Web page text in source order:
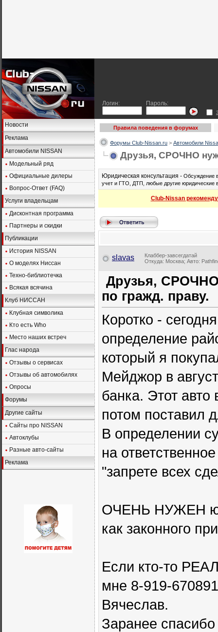
Логин: Пароль:
Новости
Реклама
Автомобили NISSAN
Модельный ряд
Официальные дилеры
Вопрос-Ответ (FAQ)
Услуги владельцам
Дисконтная программа
Партнеры и скидки
Публикации
История NISSAN
О моделях Ниссан
Техно-библиотечка
Всякая всячина
Клуб НИССАН
Клубная символика
Кто есть Who
Место наших встреч
Глас народа
Отзывы о сервисах
Отзывы об автомобилях
Опросы
Форумы
Другие сайты
Сайты про NISSAN
Автоклубы
Разные авто-сайты
Реклама
Правила поведения в форумах
Форумы Club-Nissan.ru > Автомобили
Друзья, СРОЧНО
Юридическая консультация - Обсуждение
учет и ГТО, ДТП, любые другие юридические
Club-Nissan
slavas
Клаббер-завсегдатай
Откуда: Москва; Авто:
Друзья,
по гражд. праву.
Коротко -
определение
который я
Мейджор в
банка. Этот авто
потом поставил
В определении
на
"запрете всех
ОЧЕНЬ НУЖЕН
как законного
Если кто-то
мне 8-919-
Вячеслав.
Заранее